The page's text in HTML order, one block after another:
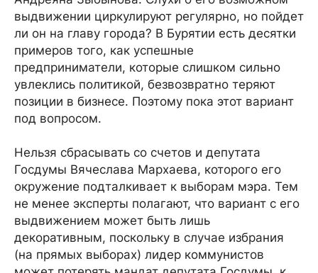
выдвижении циркулируют регулярно, но пойдет
ли он на главу города? В Бурятии есть десятки
примеров того, как успешные
предприниматели, которые слишком сильно
увлеклись политикой, безвозвратно теряют
позиции в бизнесе. Поэтому пока этот вариант
под вопросом.
Нельзя сбрасывать со счетов и депутата
Госдумы Вячеслава Мархаева, которого его
окружение подталкивает к выборам мэра. Тем
не менее эксперты полагают, что вариант с его
выдвижением может быть лишь
декоративным, поскольку в случае избрания
(на прямых выборах) лидер коммунистов